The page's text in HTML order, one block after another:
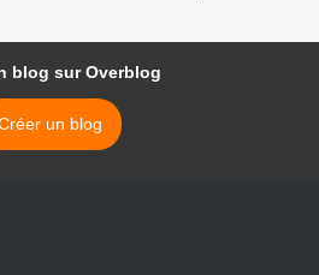
blog sur Overblog
un blog